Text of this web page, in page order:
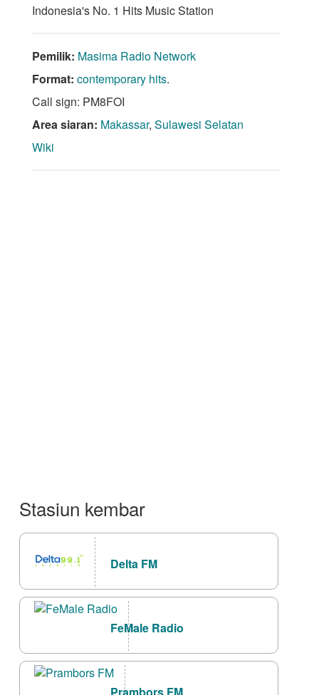
Indonesia's No. 1 Hits Music Station
Pemilik: Masima Radio Network
Format: contemporary hits.
Call sign: PM8FOI
Area siaran: Makassar, Sulawesi Selatan
Wiki
Stasiun kembar
Delta FM
FeMale Radio